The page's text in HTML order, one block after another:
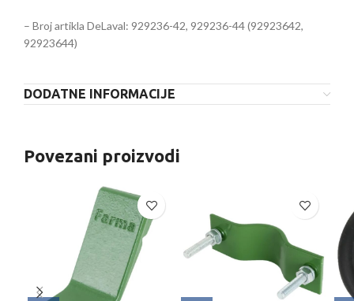
– Broj artikla DeLaval: 929236-42, 929236-44 (92923642,
92923644)
DODATNE INFORMACIJE
Povezani proizvodi